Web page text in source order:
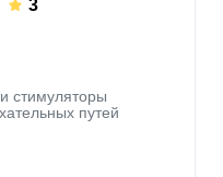
3
стимуляторы
путей